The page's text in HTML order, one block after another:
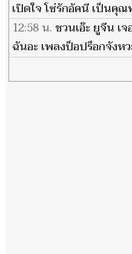
เปิดใจ โซ่รักอัคนี เป็นคุ
12:58 น. ชวนเอ๊ะ ยูจีน เ
ฉันอะ เพลงป็อปร็อกจังห